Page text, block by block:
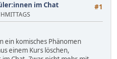
#1
im Chat
ein komisches Phänomen
einem Kurs löschen,